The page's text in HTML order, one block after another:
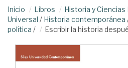
Inicio Libros Historia y Ciencias
Universal / Historia contemporánea
política / Escribir la historia